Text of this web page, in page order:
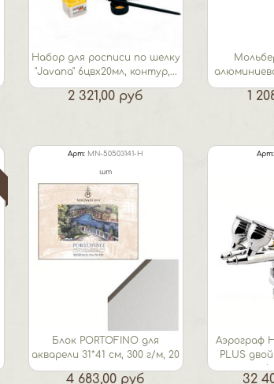
Набор для росписи по шелку
"Javana" 6цвх20мл, контур,...
2 321,00 руб 1
Арт: MN-50503141-H
шт
Блок PORTOFINO для
акварели 31*41 см, 300 г/м, 20
листов,...
4 683,00 руб
Арт:
Аэрограф
PLUS
32